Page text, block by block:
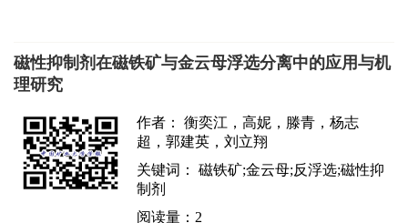
磁性抑制剂在磁铁矿与金云母浮选分离中的应用与机
理研究
作者： 衡奕江，高妮，滕青，杨志
超，郭建英，刘立翔
关键词： 磁铁矿;金云母;反浮选;磁性抑
制剂
阅读量： 2